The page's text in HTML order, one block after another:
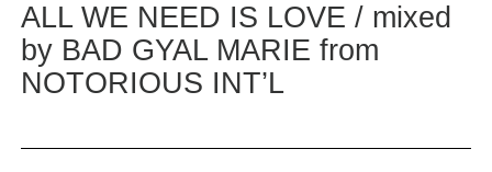
ALL WE NEED IS LOVE / mixed
by BAD GYAL MARIE from
NOTORIOUS INT’L